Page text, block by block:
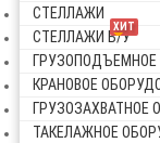
СТЕЛЛАЖИ
ХИТ
СТЕЛЛАЖИ Б/У
КРАНОВОЕ
ГРУЗОЗАХВАТНОЕ
ТАКЕЛАЖНОЕ